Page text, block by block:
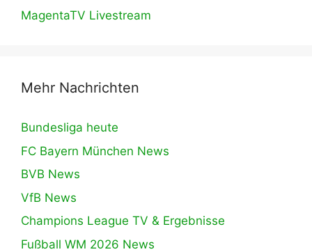
MagentaTV Livestream
Mehr Nachrichten
Bundesliga heute
FC Bayern München News
BVB News
VfB News
Champions League TV & Ergebnisse
Fußball WM 2026 News